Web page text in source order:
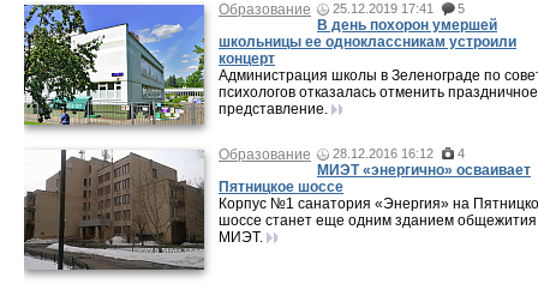
Образование 25.12.2019 17:41 5
В день похорон умершей
школьницы ее одноклассникам устроили
концерт
Администрация школы в Зеленограде по
психологов отказалась отменить праздничное
представление.
Образование 28.12.2016 16:12 4
МИЭТ «энергично» осваивает
Пятницкое шоссе
Корпус №1 санатория «Энергия» на
шоссе станет еще одним зданием общежития
МИЭТ.